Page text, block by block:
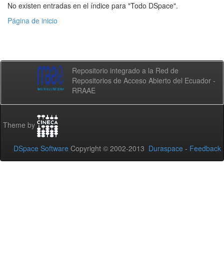
No existen entradas en el índice para "Todo DSpace".
Página de inicio
Repositorio integrado a la Red de
Repositorios de Acceso Abierto del Ecuador -
RRAAE
Theme by
DSpace Software Copyright © 2002-2013 Duraspace - Feedback